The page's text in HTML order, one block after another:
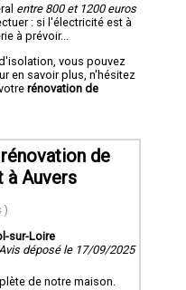
entre 800 et 1200 euros
: si l'électricité est à
à prévoir...
vous pouvez
en savoir plus, n'hésitez
rénovation de
rénovation de
à Auvers
)
sur-Loire
Avis déposé le 17/09/2025
de notre maison.